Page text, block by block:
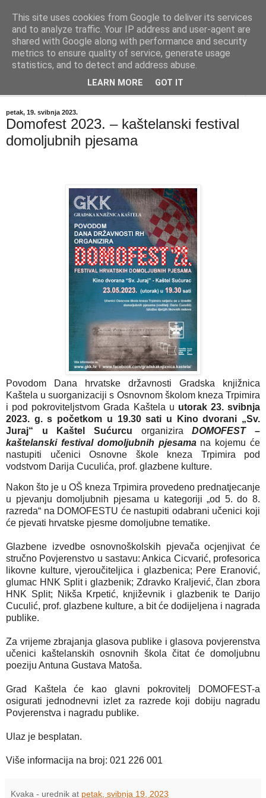
"Kvaka"
Časopis za književnost ISSN 2459-5632
petak, 19. svibnja 2023.
Domofest 2023. – kaštelanski festival
domoljubnih pjesama
Povodom Dana hrvatske državnosti Gradska knjižnica
Kaštela u suorganizaciji s Osnovnom školom kneza Trpimira
i pod pokroviteljstvom Grada Kaštela u utorak 23. svibnja
2023. g. s početkom u 19.30 sati u Kino dvorani „Sv.
Juraj“ u Kaštel Sućurcu
organizira
DOMOFEST –
kaštelanski festival domoljubnih pjesama na kojemu će
nastupiti učenici Osnovne škole kneza Trpimira pod
vodstvom Darija Cuculića, prof. glazbene kulture.
Nakon što je u OŠ kneza Trpimira provedeno prednatjecanje
u pjevanju domoljubnih pjesama u kategoriji „od 5. do 8.
razreda“ na DOMOFESTU će nastupiti odabrani učenici koji
će pjevati hrvatske pjesme domoljubne tematike.
Glazbene izvedbe osnovnoškolskih pjevača ocjenjivat će
stručno Povjerenstvo u sastavu: Ankica Cicvarić, profesorica
likovne kulture, vjeroučiteljica i glazbenica; Pere Eranović,
glumac HNK Split i glazbenik; Zdravko Kraljević, član zbora
HNK Split; Nikša Krpetić, književnik i glazbenik te Darijo
Cuculić, prof. glazbene kulture, a bit će dodijeljena i nagrada
publike.
Za vrijeme zbrajanja glasova publike i glasova povjerenstva
učenici kaštelanskih osnovnih škola čitat će domoljubnu
poeziju Antuna Gustava Matoša.
Grad Kaštela će kao glavni pokrovitelj DOMOFEST-a
osigurati jednodnevni izlet za razrede koji dobiju nagradu
Povjerenstva i nagradu publike.
Ulaz je besplatan.
Više informacija na broj: 021 226 001
Kvaka - urednik at petak, svibnja 19, 2023
This site uses cookies from Google to deliver its services
and to analyze traffic. Your IP address and user-agent are
shared with Google along with performance and security
metrics to ensure quality of service, generate usage
statistics, and to detect and address abuse.
LEARN MORE GOT IT